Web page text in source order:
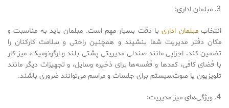
مبلمان اداری:
انتخابمبلمان اداریبا دقت بسیار مهم است. مبلمان باید به مناسبت و
مکان دفتر مدیریت شما بنشیند و همچنین راحتی و سلامت کارکنان را
تضمین کند. اجزایی مانند صندلی مدیریتی پشتی بلند و ارگونومیک، میز کار
با فضای کافی، کمدها و قفسه‌ها برای ذخیره وسایل، و تجهیزات دیگر مانند
تلویزیون یا صوت‌سیستم برای جلسات و مراسم می‌توانند ضروری باشند.
ویژگی‌های میز مدیریت: